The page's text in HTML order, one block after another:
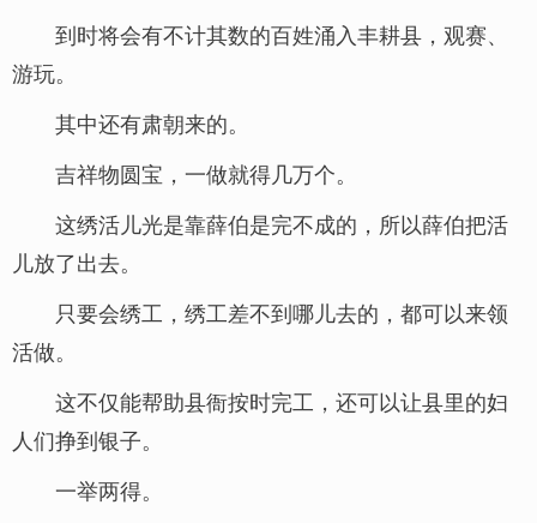
到时将会有不计其数的百姓涌入丰耕县，观赛、
游玩。
其中还有肃朝来的。
吉祥物圆宝，一做就得几万个。
这绣活儿光是靠薛伯是完不成的，所以薛伯把活
儿放了出去。
只要会绣工，绣工差不到哪儿去的，都可以来领
活做。
这不仅能帮助县衙按时完工，还可以让县里的妇
人们挣到银子。
一举两得。